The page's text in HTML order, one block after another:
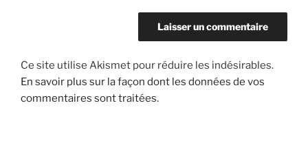
Ce site utilise Akismet pour réduire les indésirables.
En savoir plus sur la façon dont les données de vos
commentaires sont traitées.